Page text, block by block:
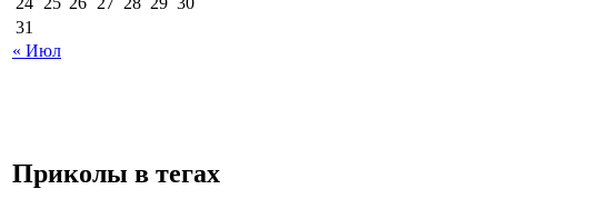
31
« Июл
Приколы в тегах